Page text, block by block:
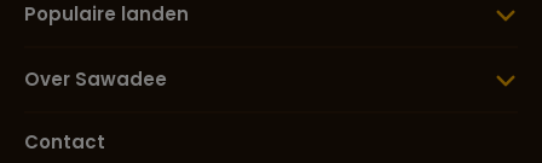
Populaire landen
Over Sawadee
Contact